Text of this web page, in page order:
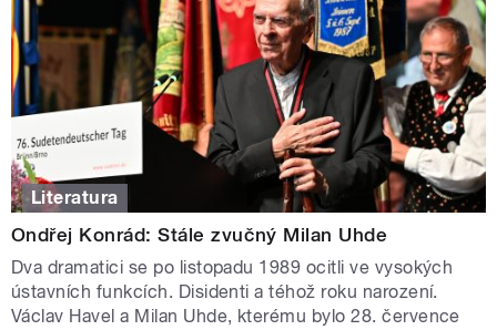
Literatura
Ondřej Konrád: Stále zvučný Milan Uhde
Dva dramatici se po listopadu 1989 ocitli ve vysokých
ústavních funkcích. Disidenti a téhož roku narození.
Václav Havel a Milan Uhde, kterému bylo 28. července